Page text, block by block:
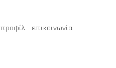
προφίλ επικοινωνία